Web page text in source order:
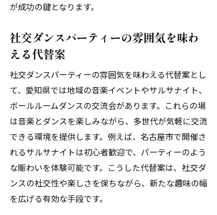
社交ダンスサークル利用者の代替案レビ
社交ダンスの動きを取り入れた新ジャン
ル紹介
社交ダンス好きが集う代替イベントの楽
しみ方
シニア層にも人気の社交ダンス代替案
シニア層が楽しめる社交ダンス代替品の
特徴
社交ダンス初心者や60代にもおすすめの
活動
社交ダンス教室シニア向けの代替サービ
ス紹介
が成功の鍵となります。
社交ダンスパーティーの雰囲気を味わ
える代替案
社交ダンスパーティーの雰囲気を味わえる代替案とし
て、愛知県では地域の音楽イベントやサルサナイト、
ボールルームダンスの交流会があります。これらの場
は音楽とダンスを楽しみながら、多世代が気軽に交流
できる環境を提供します。例えば、名古屋市で開催さ
れるサルサナイトは初心者歓迎で、パーティーのよう
な賑わいを体験可能です。こうした代替案は、社交ダ
ンスの社交性や楽しさを保ちながら、新たな趣味の幅
を広げる有効な手段です。